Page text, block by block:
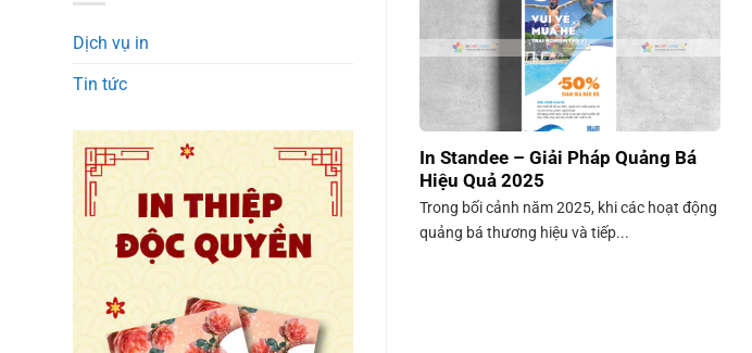
Dịch vụ in
Tin tức
In Standee – Giải Pháp Quảng Bá
Hiệu Quả 2025
Trong bối cảnh năm 2025, khi các hoạt động
quảng bá thương hiệu và tiếp...